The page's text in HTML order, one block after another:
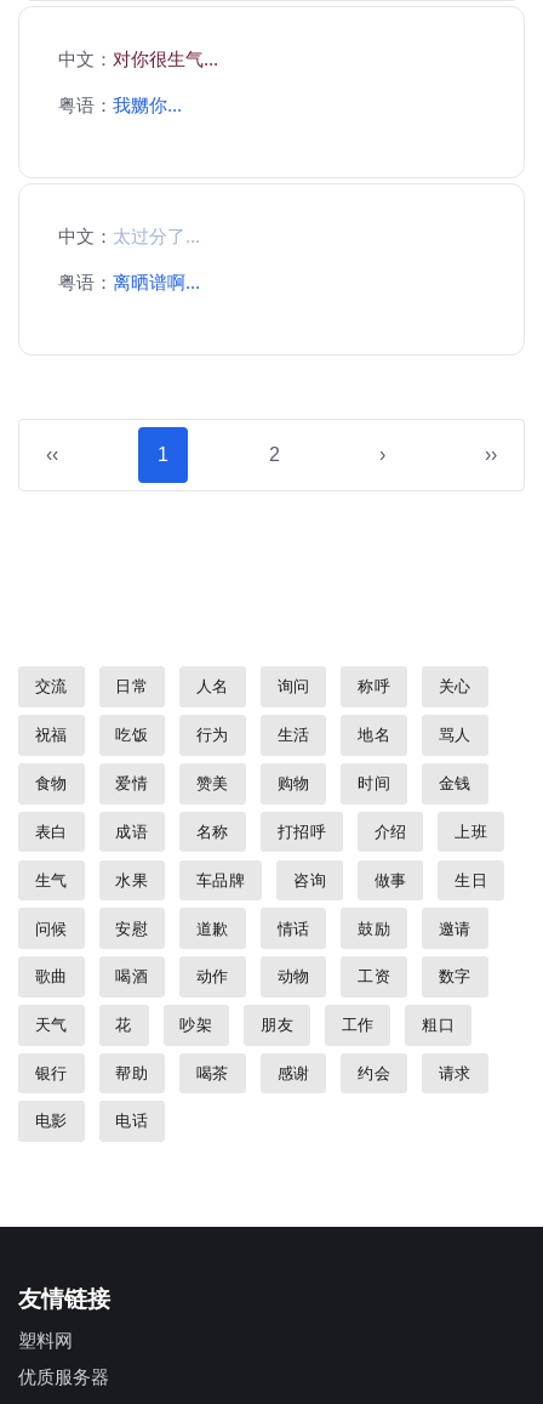
中文： 对你很生气...
粤语： 我嬲你...
中文： 太过分了...
粤语： 离晒谱啊...
‹‹ 1 2 › ››
交流 日常 人名 询问 称呼 关心
祝福 吃饭 行为 生活 地名 骂人
食物 爱情 赞美 购物 时间 金钱
表白 成语 名称 打招呼 介绍 上班
生气 水果 车品牌 咨询 做事 生日
问候 安慰 道歉 情话 鼓励 邀请
歌曲 喝酒 动作 动物 工资 数字
天气 花 吵架 朋友 工作 粗口
银行 帮助 喝茶 感谢 约会 请求
电影 电话
友情链接
塑料网
优质服务器